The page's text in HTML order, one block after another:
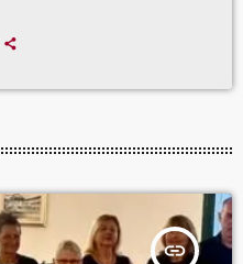
insert_link